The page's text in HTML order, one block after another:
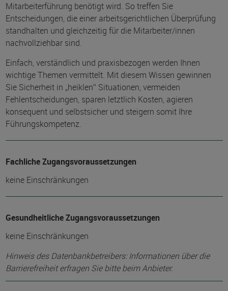
Mitarbeiterführung benötigt wird. So treffen Sie
Entscheidungen, die einer arbeitsgerichtlichen Überprüfung
standhalten und gleichzeitig für die Mitarbeiter/innen
nachvollziehbar sind.
Einfach, verständlich und praxisbezogen werden Ihnen
wichtige Themen vermittelt. Mit diesem Wissen gewinnen
Sie Sicherheit in „heiklen” Situationen, vermeiden
Fehlentscheidungen, sparen letztlich Kosten, agieren
konsequent und selbstsicher und steigern somit Ihre
Führungskompetenz.
Fachliche Zugangsvoraussetzungen
keine Einschränkungen
Gesundheitliche Zugangsvoraussetzungen
keine Einschränkungen
Hinweis des Datenbankbetreibers: Informationen über die
Barrierefreiheit erfragen Sie bitte beim Anbieter.